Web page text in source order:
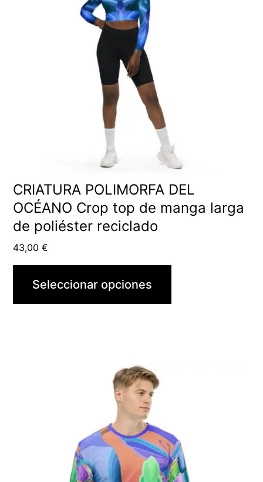
CRIATURA POLIMORFA DEL
OCÉANO Crop top de manga larga
de poliéster reciclado
43,00€
Seleccionar opciones